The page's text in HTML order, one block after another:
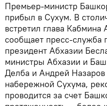
Премьер-министр
прибыл в Сухум. В
встретил глава
сообщает пресс-служба
президент Абхазии
министры Абхазии и
Делба и Андрей Назаров
набережной Сухума,
проводится за счет